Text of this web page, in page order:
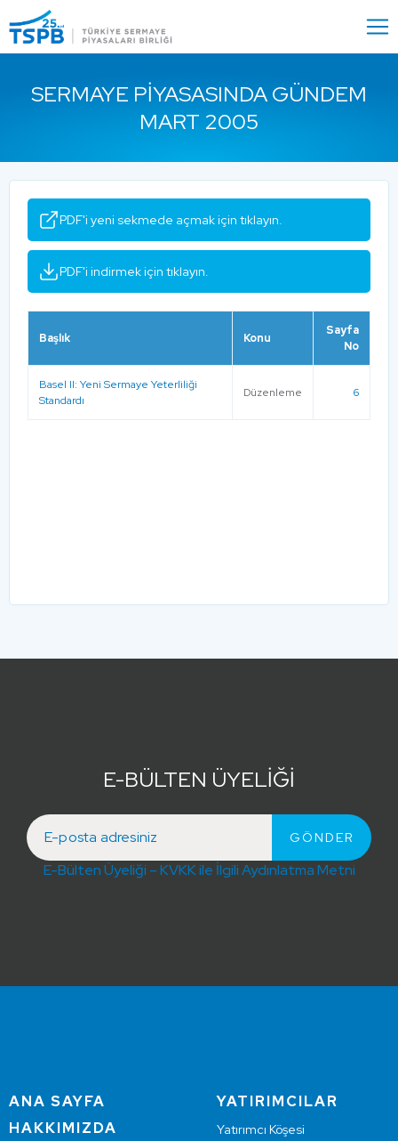
Close
SERMAYE PIYASASINDA GÜNDEM
MART 2005
PDF'i yeni sekmede açmak için tıklayın.
PDF'i indirmek için tıklayın.
Başlık Konu
Sayfa
No
Basel II: Yeni Sermaye Yeterliliği
Standardı
Düzenleme 6
E-BÜLTEN ÜYELİĞİ
E-Bülten Üyeliği – KVKK ile İlgili Aydınlatma Metni
ANA SAYFA
HAKKIMIZDA
YATIRIMCILAR
Yatırımcı Köşesi